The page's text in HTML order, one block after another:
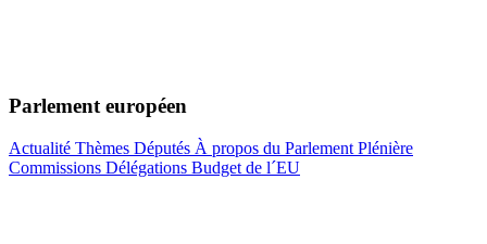
Parlement européen
Actualité Thèmes Députés À propos du Parlement Plénière
Commissions Délégations Budget de l´EU